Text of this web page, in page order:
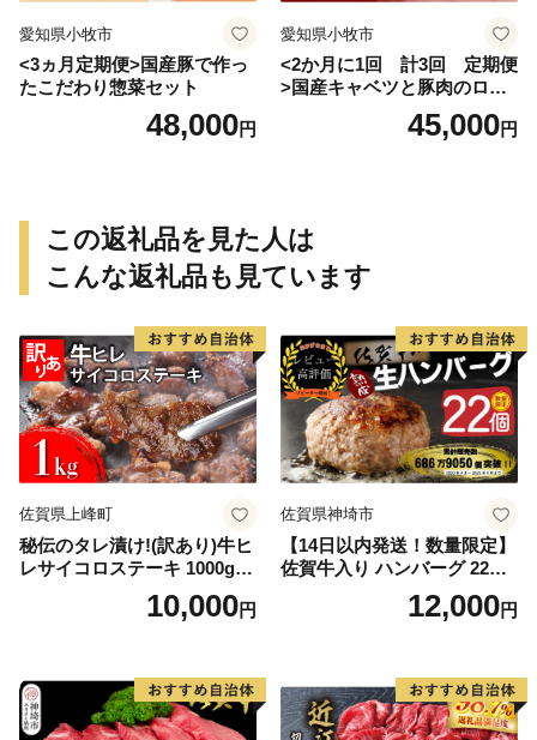
愛知県小牧市
<3ヵ月定期便>国産豚で作っ
たこだわり惣菜セット
48,000円
愛知県小牧市
<2か月に1回 計3回 定期便
>国産キャベツと豚肉のロー
ルキャベツ（6P入り）
45,000円
この返礼品を見た人は
こんな返礼品も見ています
佐賀県上峰町
秘伝のタレ漬け!(訳あり)牛ヒ
レサイコロステーキ 1000g
10,000円
佐賀県神埼市
【14日以内発送！数量限定】
佐賀牛入り ハンバーグ 22個
2.6kg(120g×22個)【佐賀牛
黒毛和牛 ブランド牛 九州 ハ
気】(H083106)
12,000円